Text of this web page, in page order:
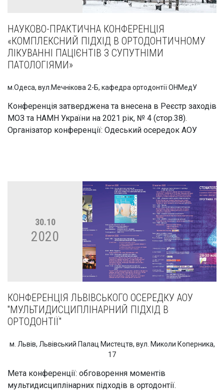
НАУКОВО-ПРАКТИЧНА КОНФЕРЕНЦІЯ
«КОМПЛЕКСНИЙ ПІДХІД В ОРТОДОНТИЧНОМУ
ЛІКУВАННІ ПАЦІЄНТІВ З СУПУТНІМИ
ПАТОЛОГІЯМИ»
м.Одеса, вул.Мечнікова 2-Б, кафедра ортодонтії ОНМедУ
Конференція затверджена та внесена в Реєстр заходів
МОЗ та НАМН України на 2021 рік, № 4 (стор.38).
Організатор конференції: Одеський осередок АОУ
30.10
2020
КОНФЕРЕНЦІЯ ЛЬВІВСЬКОГО ОСЕРЕДКУ АОУ
''МУЛЬТИДИСЦИПЛІНАРНИЙ ПІДХІД В
ОРТОДОНТІЇ''
м. Львів, Львівський Палац Мистецтв, вул. Миколи Коперника,
17
Мета конференції: обговорення моментів
мультидисциплінарних підходів в ортодонтії.